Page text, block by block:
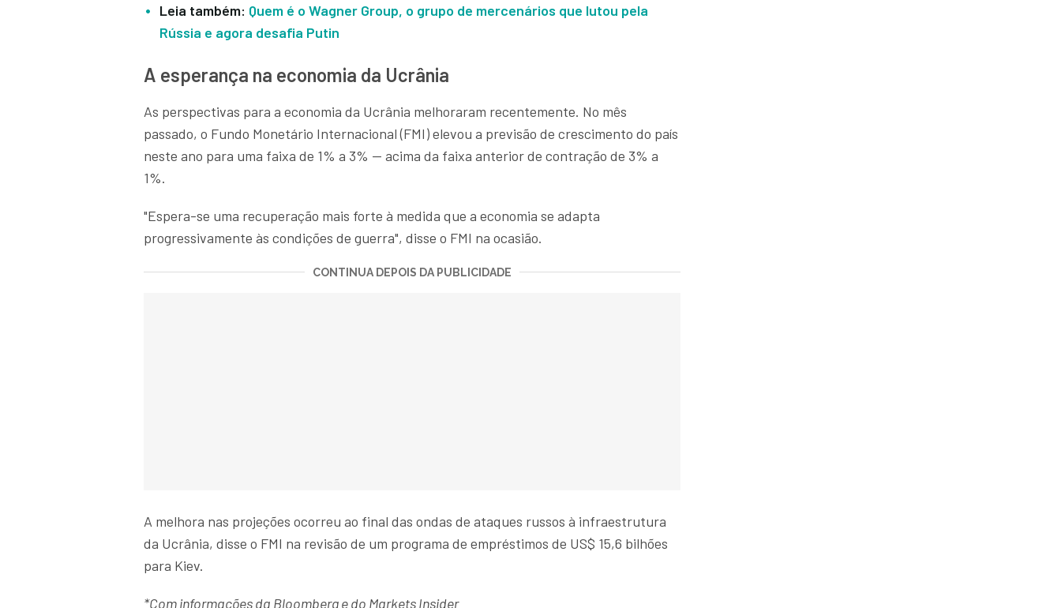
Leia também: Quem é o Wagner Group, o grupo de mercenários que lutou pela
Rússia e agora desafia Putin
A esperança na economia da Ucrânia
As perspectivas para a economia da Ucrânia melhoraram recentemente. No mês
passado, o Fundo Monetário Internacional (FMI) elevou a previsão de crescimento do país
neste ano para uma faixa de 1% a 3% — acima da faixa anterior de contração de 3% a
1%.
"Espera-se uma recuperação mais forte à medida que a economia se adapta
progressivamente às condições de guerra", disse o FMI na ocasião.
CONTINUA DEPOIS DA PUBLICIDADE
A melhora nas projeções ocorreu ao final das ondas de ataques russos à infraestrutura
da Ucrânia, disse o FMI na revisão de um programa de empréstimos de US$ 15,6 bilhões
para Kiev.
*Com informações da Bloomberg e do Markets Insider